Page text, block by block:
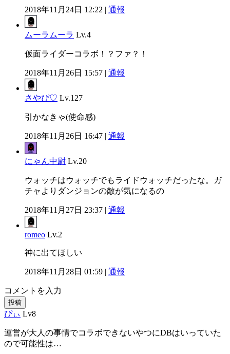
2018年11月24日 12:22 | 通報
ムーラムーラ Lv.4
仮面ライダーコラボ！？ファ？！
2018年11月26日 15:57 | 通報
さやぴ♡ Lv.127
引かなきゃ(使命感)
2018年11月26日 16:47 | 通報
にゃん中尉 Lv.20
ウォッチはウォッチでもライドウォッチだったな。ガ
チャよりダンジョンの敵が気になるの
2018年11月27日 23:37 | 通報
romeo Lv.2
神に出てほしい
2018年11月28日 01:59 | 通報
コメントを入力
投稿
ぴぃ Lv8
運営が大人の事情でコラボできないやつにDBはいっていた
ので可能性は…